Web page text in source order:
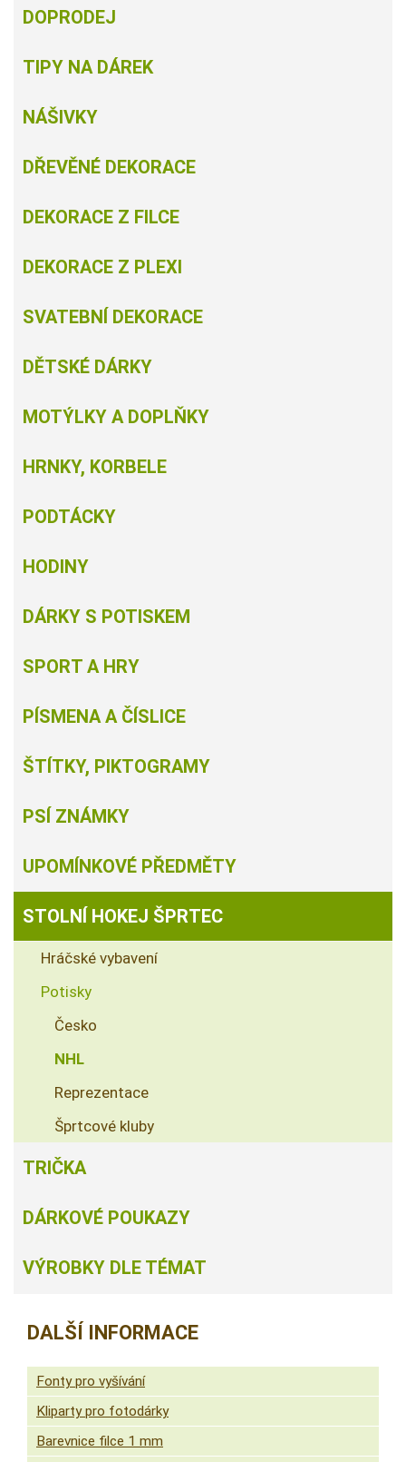
DOPRODEJ
TIPY NA DÁREK
NÁŠIVKY
DŘEVĚNÉ DEKORACE
DEKORACE Z FILCE
DEKORACE Z PLEXI
SVATEBNÍ DEKORACE
DĚTSKÉ DÁRKY
MOTÝLKY A DOPLŇKY
HRNKY, KORBELE
PODTÁCKY
HODINY
DÁRKY S POTISKEM
SPORT A HRY
PÍSMENA A ČÍSLICE
ŠTÍTKY, PIKTOGRAMY
PSÍ ZNÁMKY
UPOMÍNKOVÉ PŘEDMĚTY
STOLNÍ HOKEJ ŠPRTEC
Hráčské vybavení
Potisky
Česko
NHL
Reprezentace
Šprtcové kluby
TRIČKA
DÁRKOVÉ POUKAZY
VÝROBKY DLE TÉMAT
DALŠÍ INFORMACE
Fonty pro vyšívání
Kliparty pro fotodárky
Barevnice filce 1 mm